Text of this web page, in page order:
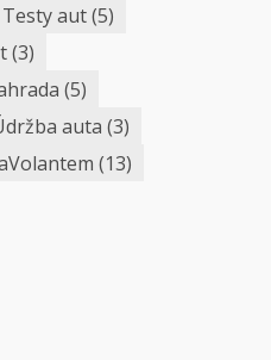
Testy aut(5)
(3)
(5)
auta (3)
(13)